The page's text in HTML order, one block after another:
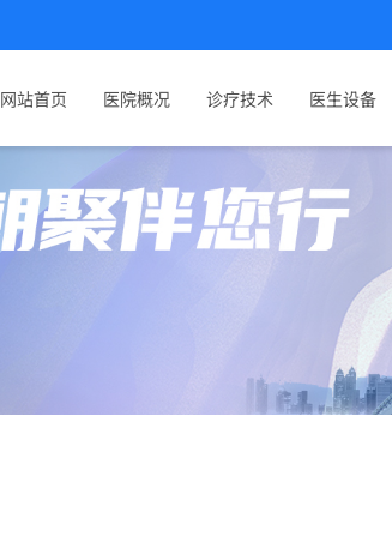
网站首页 医院概况 诊疗技术 医生设备